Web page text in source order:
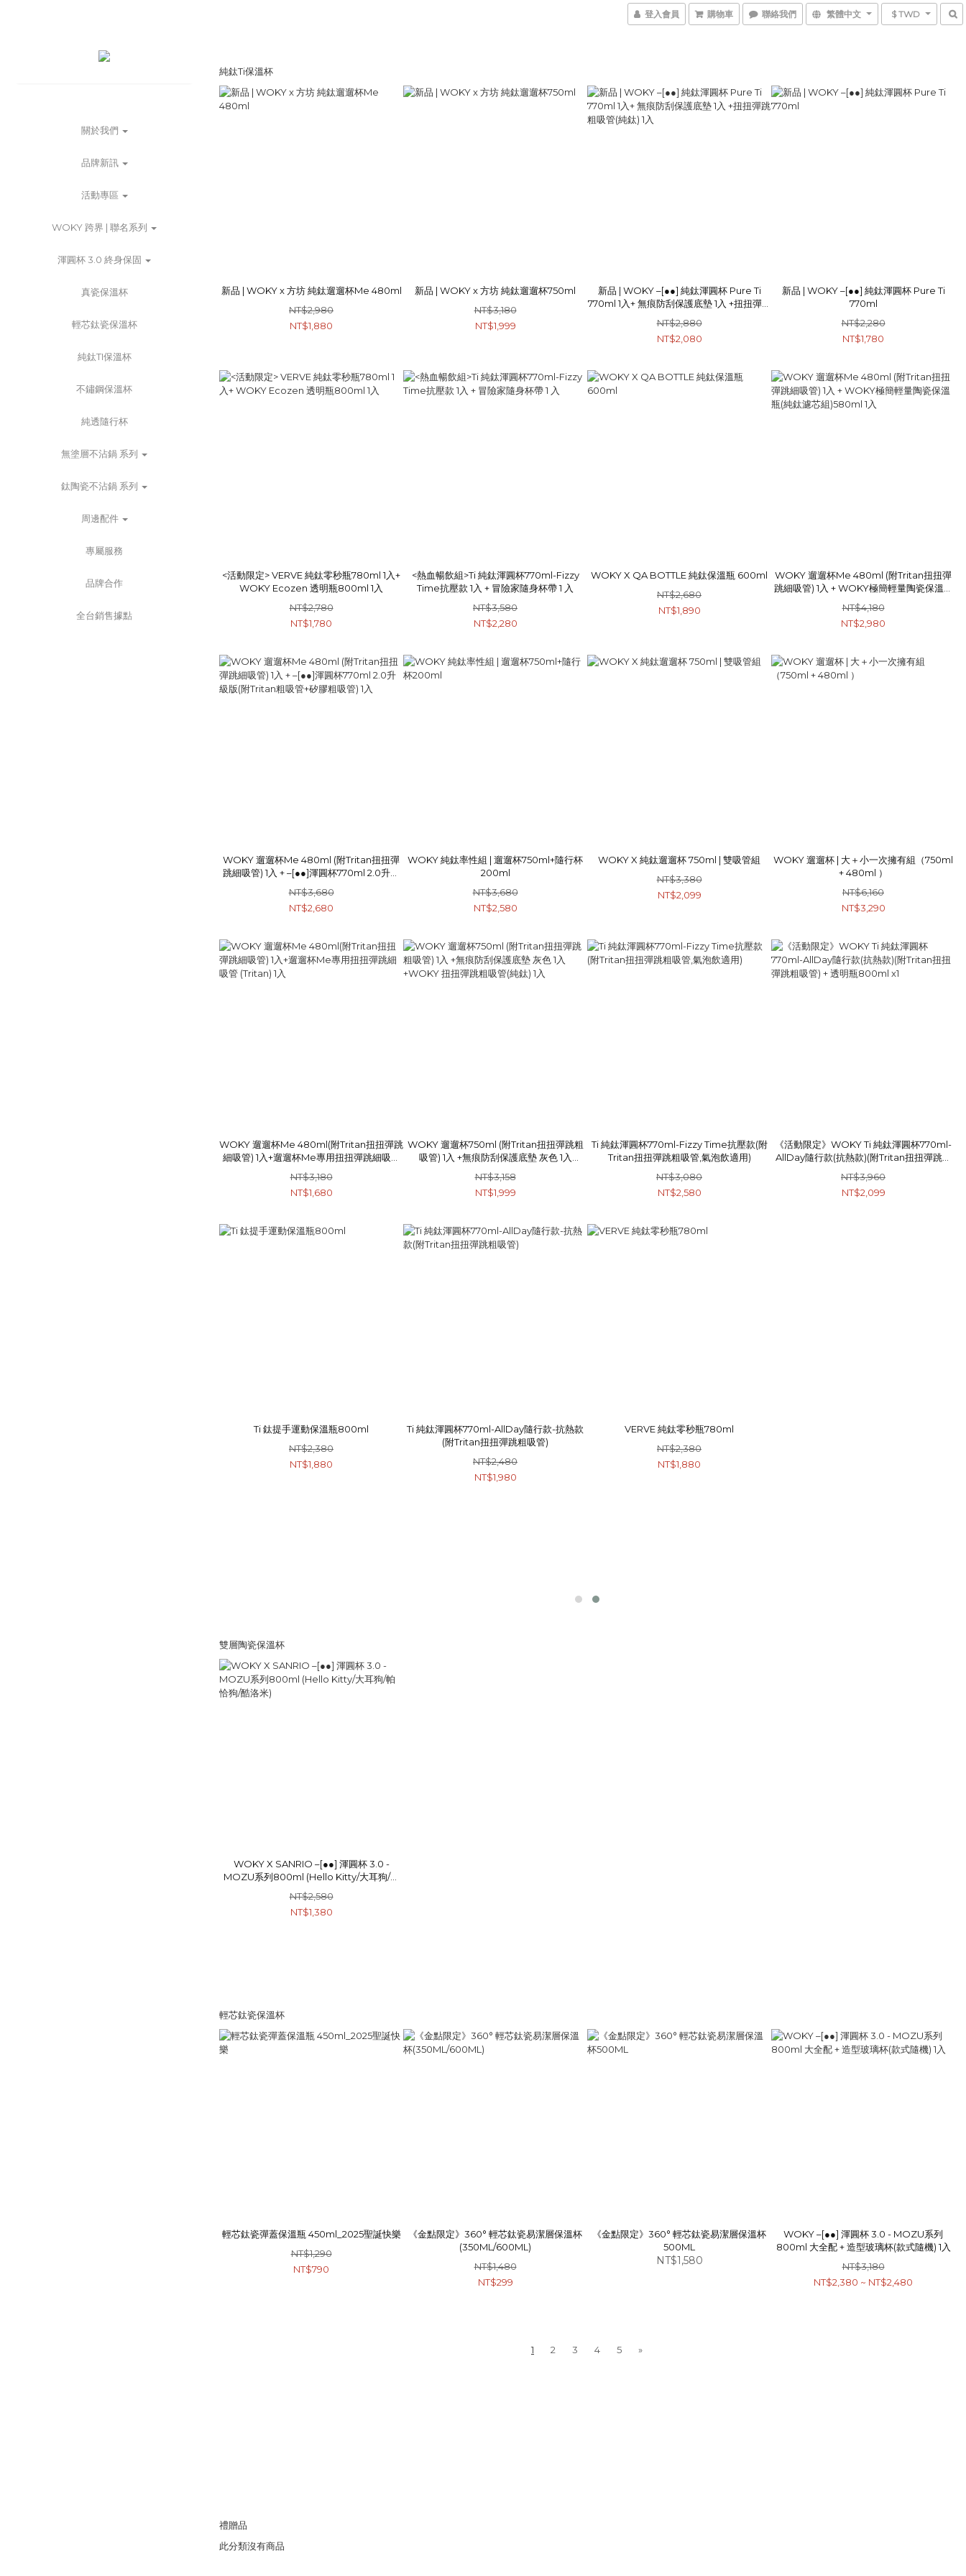
登入會員 購物車 聯絡我們 繁體中文 $ TWD
關於我們
品牌新訊
活動專區
WOKY 跨界 | 聯名系列
渾圓杯 3.0 終身保固
真瓷保溫杯
輕芯鈦瓷保溫杯
純鈦TI保溫杯
不鏽鋼保溫杯
純透隨行杯
無塗層不沾鍋 系列
鈦陶瓷不沾鍋 系列
周邊配件
專屬服務
品牌合作
全台銷售據點
純鈦Ti保溫杯
新品 | WOKY x 方坊 純鈦遛遛杯Me 480ml
NT$2,980
NT$1,880
新品 | WOKY x 方坊 純鈦遛遛杯750ml
NT$3,180
NT$1,999
新品 | WOKY –[●●] 純鈦渾圓杯 Pure Ti
770ml 1入+ 無痕防刮保護底墊 1入 +扭扭彈跳
粗吸管(純鈦) 1入
NT$2,880
NT$2,080
新品 | WOKY –[●●] 純鈦渾圓杯 Pure Ti
770ml
NT$2,280
NT$1,780
<活動限定> VERVE 純鈦零秒瓶780ml 1入+
WOKY Ecozen 透明瓶800ml 1入
NT$2,780
NT$1,780
<熱血暢飲組>Ti 純鈦渾圓杯770ml-Fizzy
Time抗壓款 1入 + 冒險家隨身杯帶 1 入
NT$3,580
NT$2,280
WOKY X QA BOTTLE 純鈦保溫瓶 600ml
NT$2,680
NT$1,890
WOKY 遛遛杯Me 480ml (附Tritan扭扭彈
跳細吸管) 1入 + WOKY極簡輕量陶瓷保溫瓶
(純鈦濾芯組)580ml 1入
NT$4,180
NT$2,980
WOKY 遛遛杯Me 480ml (附Tritan扭扭彈
跳細吸管) 1入 + –[●●]渾圓杯770ml 2.0升級
版(附Tritan粗吸管+矽膠粗吸管) 1入
NT$3,680
NT$2,680
WOKY 純鈦率性組 | 遛遛杯750ml+隨行杯
200ml
NT$3,680
NT$2,580
WOKY X 純鈦遛遛杯 750ml | 雙吸管組
NT$3,380
NT$2,099
WOKY 遛遛杯 | 大＋小一次擁有組（750ml
+ 480ml ）
NT$6,160
NT$3,290
WOKY 遛遛杯Me 480ml(附Tritan扭扭彈跳
細吸管) 1入+遛遛杯Me專用扭扭彈跳細吸管
(Tritan) 1入
NT$3,180
NT$1,680
WOKY 遛遛杯750ml (附Tritan扭扭彈跳粗
吸管) 1入 +無痕防刮保護底墊 灰色 1入
+WOKY 扭扭彈跳粗吸管(純鈦) 1入
NT$3,158
NT$1,999
Ti 純鈦渾圓杯770ml-Fizzy Time抗壓款(附
Tritan扭扭彈跳粗吸管,氣泡飲適用)
NT$3,080
NT$2,580
《活動限定》WOKY Ti 純鈦渾圓杯770ml-
AllDay隨行款(抗熱款)(附Tritan扭扭彈跳粗
吸管) + 透明瓶800ml x1
NT$3,960
NT$2,099
Ti 鈦提手運動保溫瓶800ml
NT$2,380
NT$1,880
Ti 純鈦渾圓杯770ml-AllDay隨行款-抗熱款
(附Tritan扭扭彈跳粗吸管)
NT$2,480
NT$1,980
VERVE 純鈦零秒瓶780ml
NT$2,380
NT$1,880
雙層陶瓷保溫杯
WOKY X SANRIO –[●●] 渾圓杯 3.0 -
MOZU系列800ml (Hello Kitty/大耳狗/帕
恰狗/酷洛米)
NT$2,580
NT$1,380
輕芯鈦瓷保溫杯
輕芯鈦瓷彈蓋保溫瓶 450ml_2025聖誕快樂
NT$1,290
NT$790
《金點限定》360° 輕芯鈦瓷易潔層保溫杯
(350ML/600ML)
NT$1,480
NT$299
《金點限定》360° 輕芯鈦瓷易潔層保溫杯
500ML
NT$1,580
WOKY –[●●] 渾圓杯 3.0 - MOZU系列
800ml 大全配 + 造型玻璃杯(款式隨機) 1入
NT$3,180
NT$2,380 ~ NT$2,480
1 2 3 4 5 »
禮贈品
此分類沒有商品